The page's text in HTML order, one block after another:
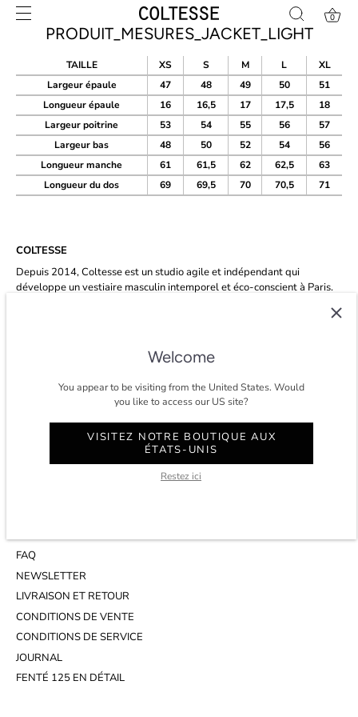
Skip
0
PRODUIT_MESURES_JACKET_LIGHT
TAILLE XS S M L
XL
Largeur épaule
47 48 49 50
51
Longueur épaule
16 16,5 17 17,5
18
Largeur poitrine
53 54 55 56
57
Largeur bas
48 50 52 54
56
Longueur manche
61 61,5 62 62,5
63
Longueur du dos
69 69,5 70 70,5 71
COLTESSE
Depuis 2014, Coltesse est un studio agile et indépendant qui
développe un vestiaire masculin intemporel et éco-conscient à Paris.
COMPTE
SERVICE CLIENT
WHATSAPP
FAQ
NEWSLETTER
LIVRAISON ET RETOUR
CONDITIONS DE VENTE
CONDITIONS DE SERVICE
JOURNAL
FENTÉ 125 EN DÉTAIL
Welcome
You appear to be visiting from the United States. Would
you like to access our US site?
VISITEZ NOTRE BOUTIQUE AUX
ÉTATS-UNIS
Restez ici